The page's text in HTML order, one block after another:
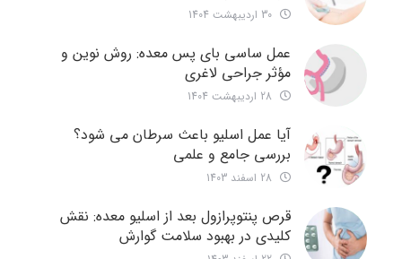
عمل ساسی بای پس معده: روش نوین و
مؤثر جراحی لاغری
آیا عمل اسلیو باعث سرطان می شود؟
بررسی جامع و علمی
قرص پنتوپرازول بعد از اسلیو معده: نقش
کلیدی در بهبود سلامت گوارش